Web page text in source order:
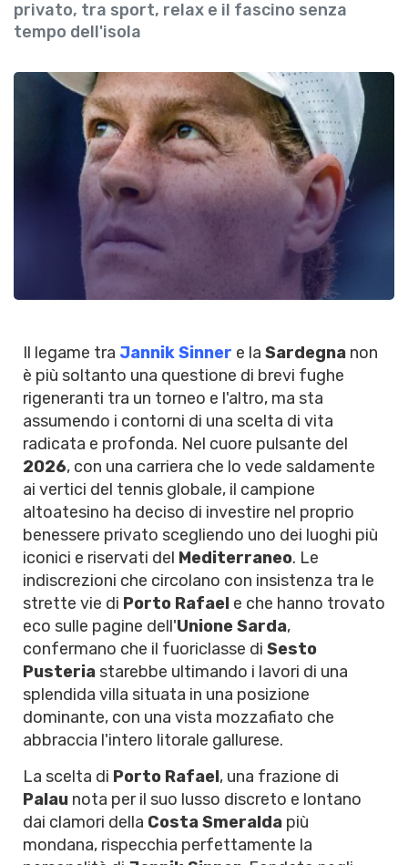
privato, tra sport, relax e il fascino senza
tempo dell'isola
Il legame tra Jannik Sinner e la Sardegna non
è più soltanto una questione di brevi fughe
rigeneranti tra un torneo e l'altro, ma sta
assumendo i contorni di una scelta di vita
radicata e profonda. Nel cuore pulsante del
2026, con una carriera che lo vede saldamente
ai vertici del tennis globale, il campione
altoatesino ha deciso di investire nel proprio
benessere privato scegliendo uno dei luoghi più
iconici e riservati del Mediterraneo. Le
indiscrezioni che circolano con insistenza tra le
strette vie di Porto Rafael e che hanno trovato
eco sulle pagine dell'Unione Sarda,
confermano che il fuoriclasse di Sesto
Pusteria starebbe ultimando i lavori di una
splendida villa situata in una posizione
dominante, con una vista mozzafiato che
abbraccia l'intero litorale gallurese.
La scelta di Porto Rafael, una frazione di
Palau nota per il suo lusso discreto e lontano
dai clamori della Costa Smeralda più
mondana, rispecchia perfettamente la